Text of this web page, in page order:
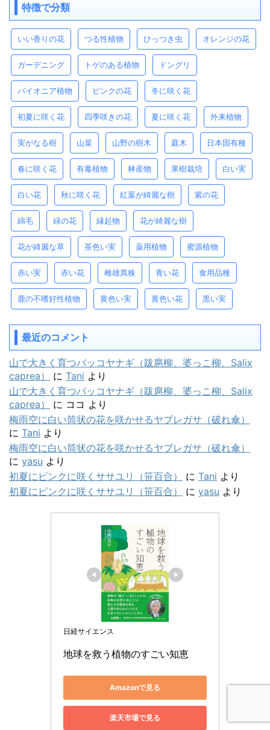
特徴で分類
いい香りの花 つる性植物 ひっつき虫 オレンジの花
ガーデニング トゲのある植物 ドングリ
パイオニア植物 ピンクの花 冬に咲く花
初夏に咲く花 四季咲きの花 夏に咲く花 外来植物
実がなる樹 山菜 山野の樹木 庭木 日本固有種
春に咲く花 有毒植物 林産物 果樹栽培 白い実
白い花 秋に咲く花 紅葉が綺麗な樹 紫の花
綿毛 緑の花 縁起物 花が綺麗な樹
花が綺麗な草 茶色い実 薬用植物 蜜源植物
赤い実 赤い花 雌雄異株 青い花 食用品種
鹿の不嗜好性植物 黄色い実 黄色い花 黒い実
最近のコメント
山で大きく育つバッコヤナギ（跋扈柳、婆っこ柳、Salix
caprea）
に Tani より
山で大きく育つバッコヤナギ（跋扈柳、婆っこ柳、Salix
caprea）
に ココ より
梅雨空に白い筒状の花を咲かせるヤブレガサ（破れ傘）
に Tani より
梅雨空に白い筒状の花を咲かせるヤブレガサ（破れ傘）
に yasu より
初夏にピンクに咲くササユリ（笹百合）
に Tani より
初夏にピンクに咲くササユリ（笹百合）
に yasu より
日経サイエンス
地球を救う植物のすごい知恵
Amazonで見る
楽天市場で見る